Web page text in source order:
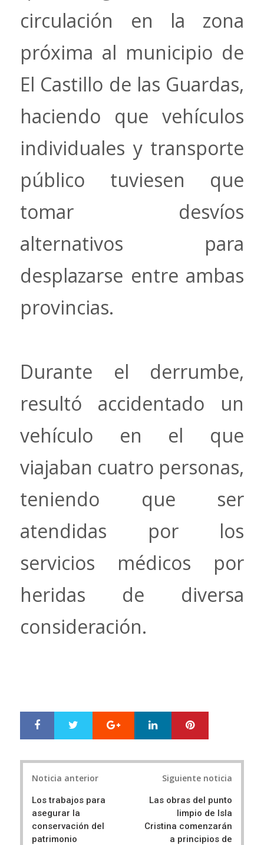
circulación en la zona
próxima al municipio de
El Castillo de las Guardas,
haciendo que vehículos
individuales y transporte
público tuviesen que
tomar desvíos
alternativos para
desplazarse entre ambas
provincias.
Durante el derrumbe,
resultó accidentado un
vehículo en el que
viajaban cuatro personas,
teniendo que ser
atendidas por los
servicios médicos por
heridas de diversa
consideración.
r
e
e
Google+ LinkedIn
Noticia anterior
Los trabajos para
asegurar la
conservación del
patrimonio
Siguiente noticia
Las obras del punto
limpio de Isla
Cristina comenzarán
a principios de